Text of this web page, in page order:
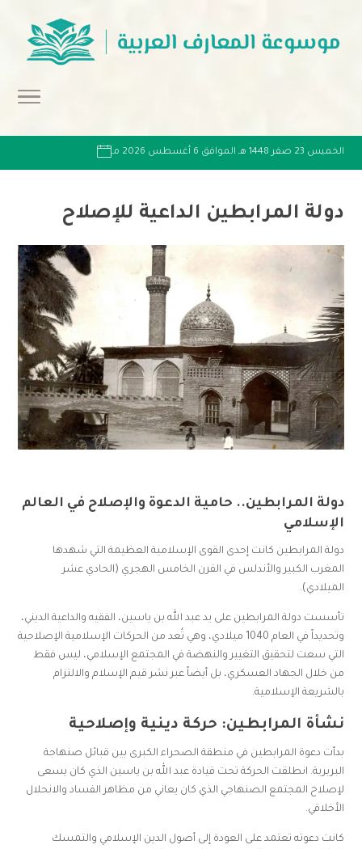
الخميس 23 صفر 1448 هـ الموافق 6 أغسطس 2026 مـ
دولة المرابطين الداعية للإصلاح
دولة المرابطين.. حامية الدعوة والإصلاح في العالم
الإسلامي
دولة المرابطين كانت إحدى القوى الإسلامية العظيمة التي شهدها
المغرب الكبير والأندلس في القرن الخامس الهجري (الحادي عشر
الميلادي).
تأسست دولة المرابطين على يد عبد الله بن ياسين، الفقيه والداعية الديني،
وتحديداً في العام 1040 ميلادي، وهي تُعد من الحركات الإسلامية الإصلاحية
التي سعت لتحقيق التغيير والنهضة في المجتمع الإسلامي، ليس فقط
من خلال الجهاد العسكري، بل أيضاً عبر نشر قيم الإسلام والالتزام
بالشريعة الإسلامية.
نشأة المرابطين: حركة دينية وإصلاحية
بدأت دعوة المرابطين في منطقة الصحراء الكبرى بين قبائل صنهاجة
البربرية. انطلقت الحركة تحت قيادة عبد الله بن ياسين الذي كان يسعى
لإصلاح المجتمع الصنهاجي الذي كان يعاني من مظاهر الفساد والانحلال
الأخلاقي.
كانت دعوته تعتمد على العودة إلى أصول الدين الإسلامي والتمسك